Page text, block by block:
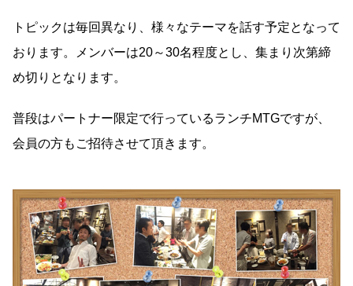
トピックは毎回異なり、様々なテーマを話す予定となって
おります。メンバーは20～30名程度とし、集まり次第締
め切りとなります。
普段はパートナー限定で行っているランチMTGですが、
会員の方もご招待させて頂きます。